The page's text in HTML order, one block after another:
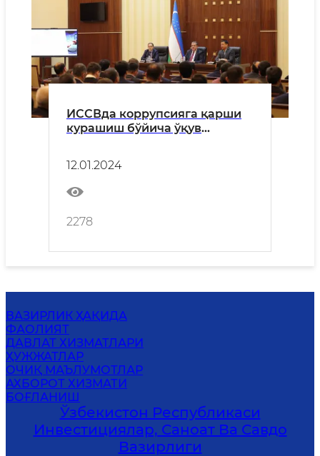
ИССВда коррупсияга қарши
курашиш бўйича ўқув
12.01.2024
2278
ВАЗИРЛИК ҲАҚИДА
ФАОЛИЯТ
ДАВЛАТ ХИЗМАТЛАРИ
ҲУЖЖАТЛАР
ОЧИҚ МАЪЛУМОТЛАР
АХБОРОТ ХИЗМАТИ
БОҒЛАНИШ
Ўзбекистон Республикаси
Инвестициялар, Саноат Ва Савдо
Вазирлиги